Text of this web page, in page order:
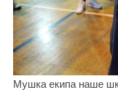
Мушка екипа наше